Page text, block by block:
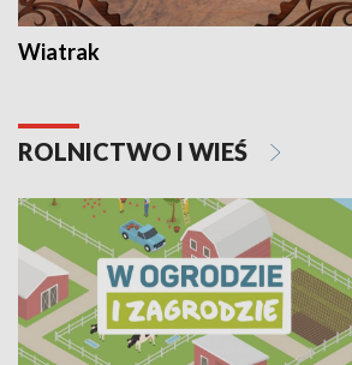
Wiatrak
ROLNICTWO I WIEŚ